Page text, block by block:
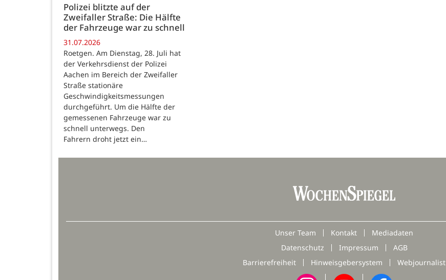
Polizei blitzte auf der
Zweifaller Straße: Die Hälfte
der Fahrzeuge war zu schnell
31.07.2026
Roetgen. Am Dienstag, 28. Juli hat
der Verkehrsdienst der Polizei
Aachen im Bereich der Zweifaller
Straße stationäre
Geschwindigkeitsmessungen
durchgeführt. Um die Hälfte der
gemessenen Fahrzeuge war zu
schnell unterwegs. Den
Fahrern droht jetzt ein…
Unser Team Kontakt
Mediadaten
Datenschutz
Impressum
AGB
Barrierefreiheit
Hinweisgebersystem Webjournalist